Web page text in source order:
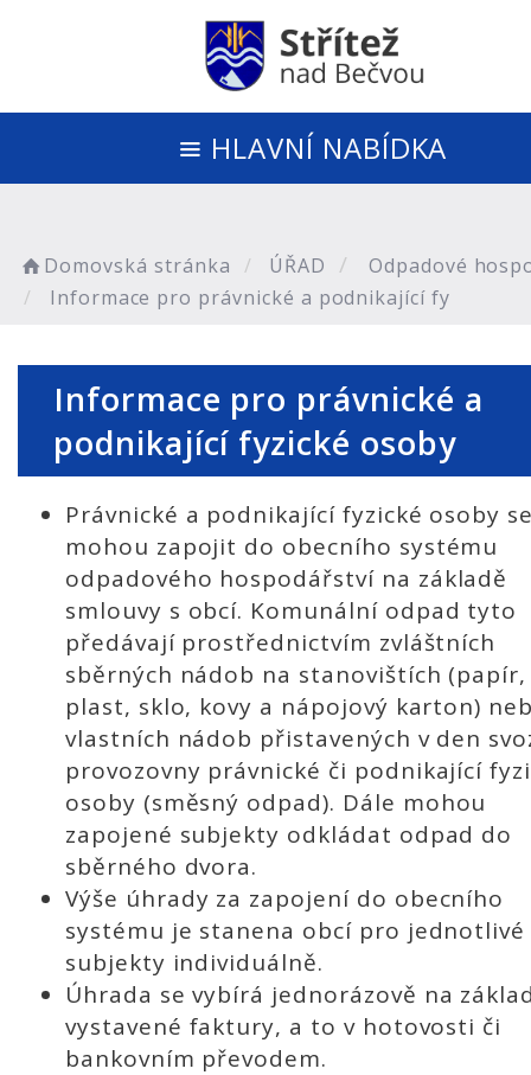
HLAVNÍ NABÍDKA
Domovská stránka ÚŘAD
Odpadové
Informace pro právnické a podnikající fy
Informace pro právnické a
podnikající fyzické osoby
Právnické a podnikající fyzické osoby
mohou zapojit do obecního systému
odpadového hospodářství na základě
smlouvy s obcí. Komunální odpad tyto
předávají prostřednictvím zvláštních
sběrných nádob na stanovištích (papír,
plast, sklo, kovy a nápojový karton)
vlastních nádob přistavených v den
provozovny právnické či podnikající
osoby (směsný odpad). Dále mohou
zapojené subjekty odkládat odpad do
sběrného dvora.
Výše úhrady za zapojení do obecního
systému je stanena obcí pro jednotlivé
subjekty individuálně.
Úhrada se vybírá jednorázově na
vystavené faktury, a to v hotovosti či
bankovním převodem.